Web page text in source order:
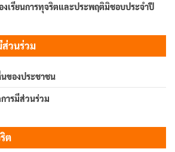
งเรียนการทุจริตและประพฤติมิชอบประจำปี
ส่วนร่วม
ของประชาชน
การมีส่วนร่วม
ต